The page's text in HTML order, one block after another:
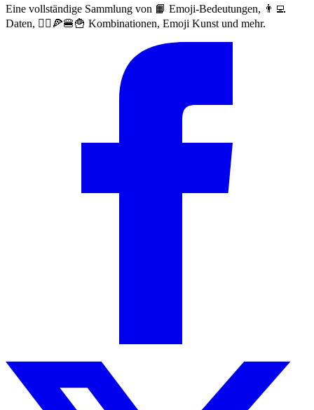
Eine vollständige Sammlung von 📙 Emoji-Bedeutungen, 👨‍💻
Daten, 🙅‍♀️🍕🍔🍟 Kombinationen, Emoji Kunst und mehr.